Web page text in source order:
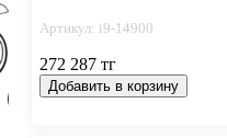
Артикул: i9-14900
272 287 тг
Добавить в корзину